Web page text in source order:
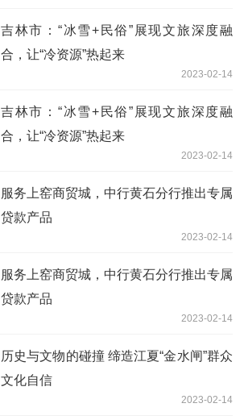
吉林市：“冰雪+民俗”展现文旅深度融
合，让“冷资源”热起来
2023-02-14
吉林市：“冰雪+民俗”展现文旅深度融
合，让“冷资源”热起来
2023-02-14
服务上窑商贸城，中行黄石分行推出专属
贷款产品
2023-02-14
服务上窑商贸城，中行黄石分行推出专属
贷款产品
2023-02-14
历史与文物的碰撞 缔造江夏“金水闸”群众
文化自信
2023-02-14